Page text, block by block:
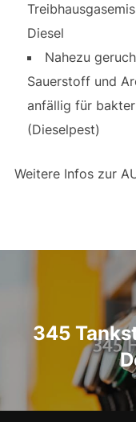
Diesel
Nahezu
Sauerstoff und
anfällig für
(Dieselpest)
Weitere Infos zur
345